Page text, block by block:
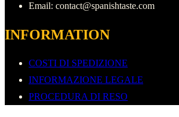
Email: contact@spanishtaste.com
INFORMATION
COSTI DI SPEDIZIONE
INFORMAZIONE LEGALE
PROCEDURA DI RESO